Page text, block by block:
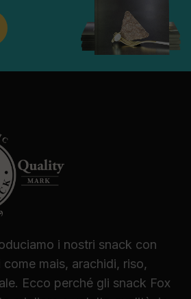
i nostri snack con
mais, arachidi, riso,
Ecco perché gli snack Fox